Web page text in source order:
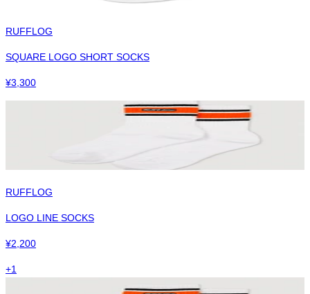
RUFFLOG
SQUARE LOGO SHORT SOCKS
¥3,300
RUFFLOG
LOGO LINE SOCKS
¥2,200
+1